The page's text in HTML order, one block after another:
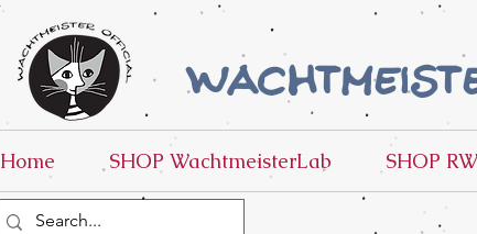
Home SHOP WachtmeisterLab SHOP RW